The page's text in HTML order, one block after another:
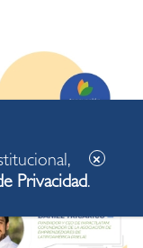
Privacidad.